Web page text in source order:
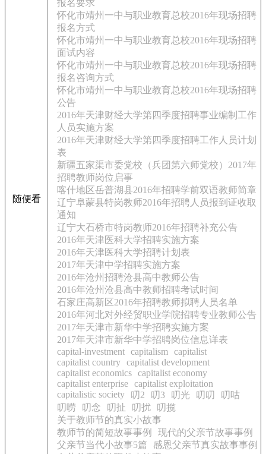
随便看
报名要求
怀化市靖州一中与职业教育总校2016年现场招聘
报名方式
怀化市靖州一中与职业教育总校2016年现场招聘
面试内容
怀化市靖州一中与职业教育总校2016年现场招聘
报名咨询方式
怀化市靖州一中与职业教育总校2016年现场招聘
公告
2016年天津财经大学第四季度招聘事业编制工作
人员实施方案
2016年天津财经大学第四季度招聘工作人员计划
表
新疆五家渠市委党校（兵团第六师党校）2017年
招聘教师岗位启事
喀什地区岳普湖县2016年招聘学前双语教师简章
辽宁阜蒙县特岗教师2016年招聘人员报到证收取
通知
辽宁大石桥市特岗教师2016年招聘补充公告
2016年天津医科大学招聘实施方案
2016年天津医科大学招聘计划表
2017年天津中学招聘实施方案
2016年沧州招聘沧县高中教师公告
2016年沧州沧县高中教师招聘考试时间
石家庄高新区2016年招聘教师拟聘人员名单
2016年河北对外经贸职业学院招聘专业教师公告
2017年天津市新华中学招聘实施方案
2017年天津市新华中学招聘岗位信息详表
capital-investment capitalism
capitalist
capitalist country capitalist development
capitalist economics capitalist economy
capitalist enterprise capitalist exploitation
capitalistic society
叨2 叨3 叨光 叨叨
叨咕
叨唠
叨念 叨扯 叨扰
叨揽
关于教师节的真实小故事
教师节的简短故事事例
现代的父亲节故事事例
父亲节当代小故事5篇
感恩父亲节真实故事事例